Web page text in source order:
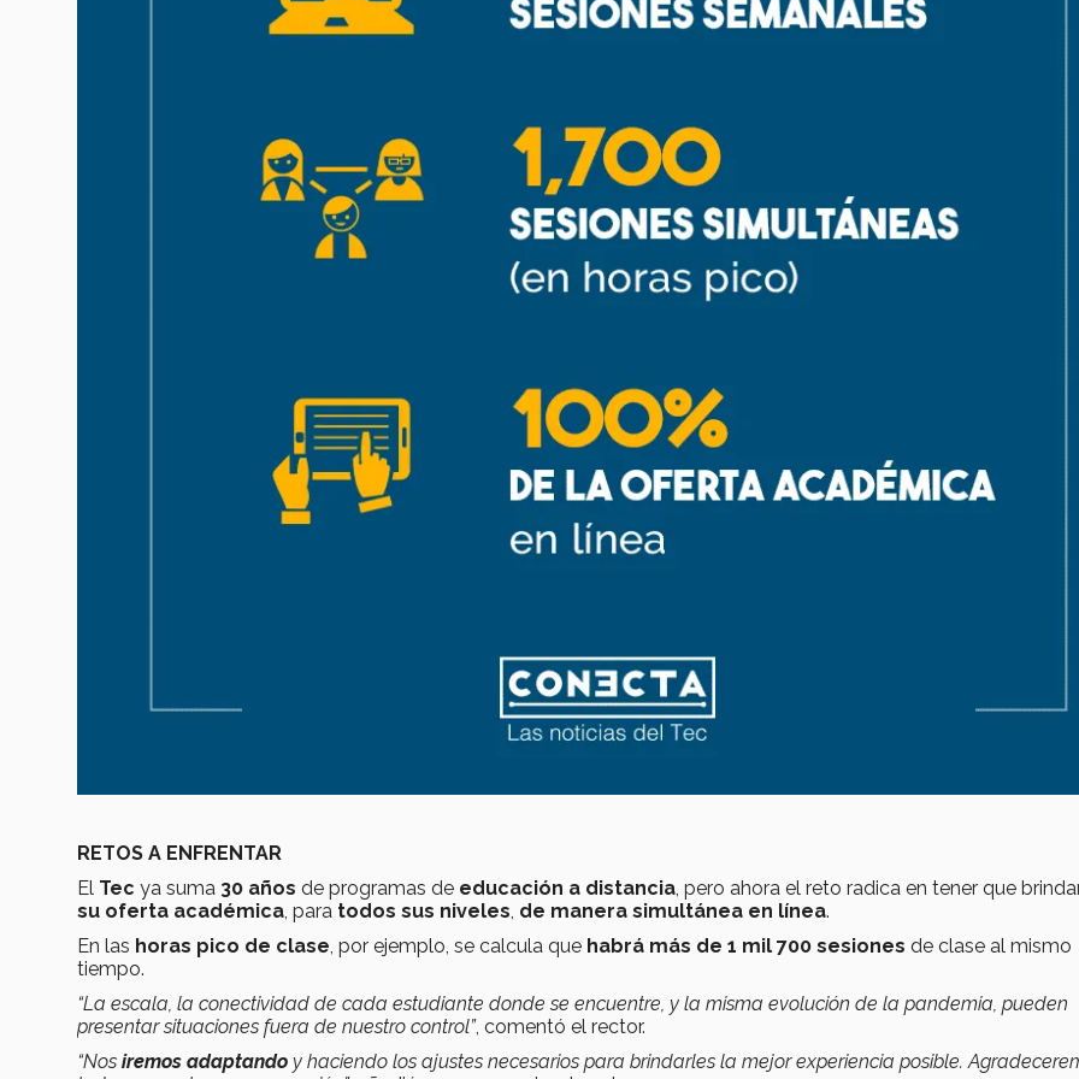
RETOS A ENFRENTAR
El Tec ya suma 30 años de programas de educación a distancia, pero ahora el reto radica en tener que
su oferta académica, para todos sus niveles, de manera simultánea en línea.
En las horas pico de clase, por ejemplo, se calcula que habrá más de 1 mil 700 sesiones de clase al mismo
tiempo.
“La escala, la conectividad de cada estudiante donde se encuentre, y la misma evolución de la pandemia, pueden
presentar situaciones fuera de nuestro control”, comentó el rector.
“Nos iremos adaptando y haciendo los ajustes necesarios para brindarles la mejor experiencia posible.